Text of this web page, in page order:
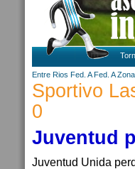
Entre Rios Fed. A Fed. A
Sportivo
0
Juventud
Juventud Unida